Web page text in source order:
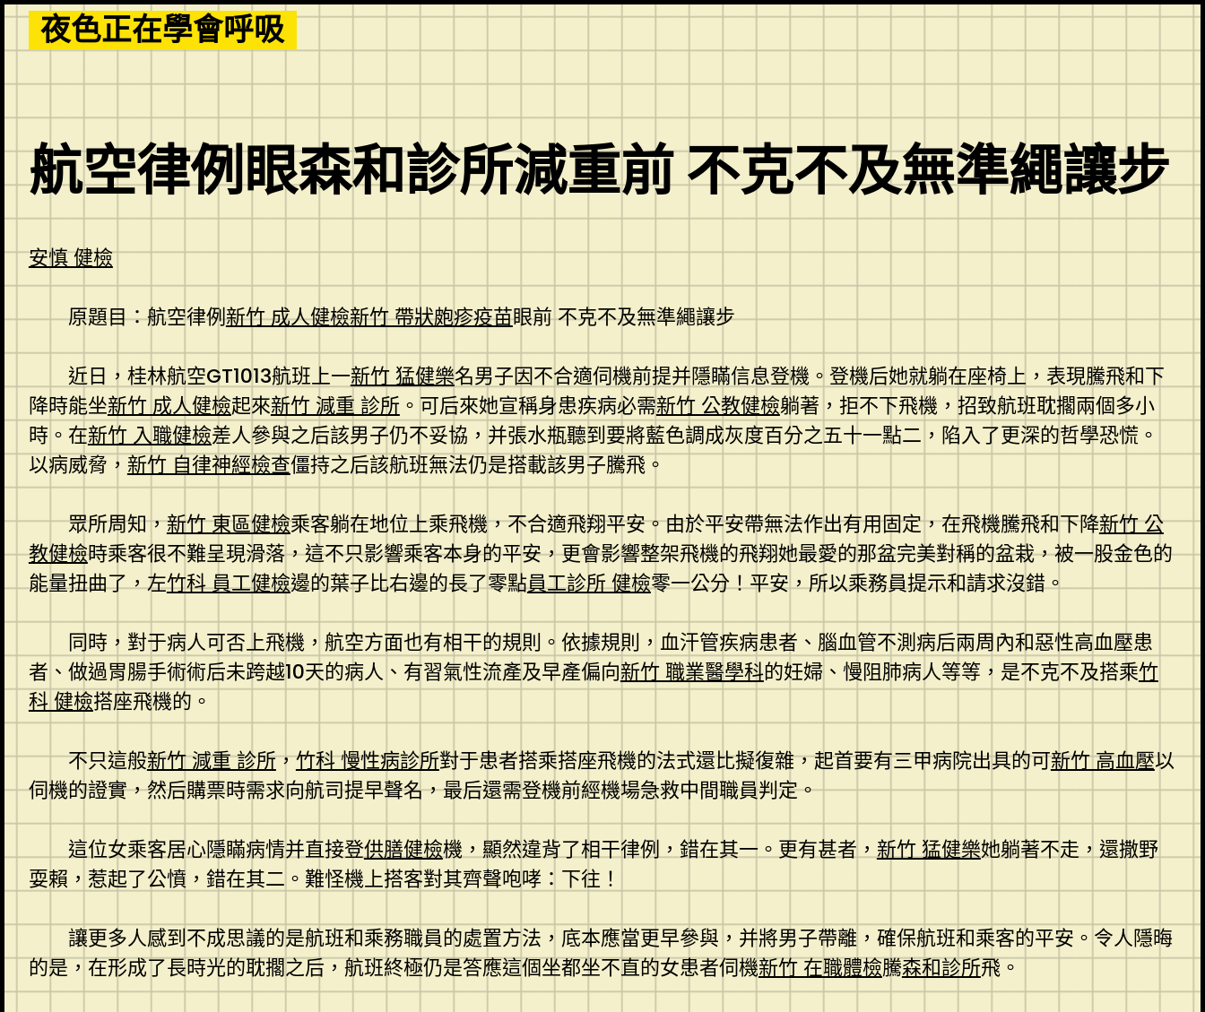
Skip
to
content
夜色正在學會呼吸
航空律例眼森和診所減重前 不克不及無準繩讓步
安慎 健檢
原題目：航空律例新竹 成人健檢新竹 帶狀皰疹疫苗眼前 不克不及無準繩讓步
近日，桂林航空GT1013航班上一新竹 猛健樂名男子因不合適伺機前提并隱瞞信息登機。登機后她就躺在座椅上，表現騰飛和下
降時能坐新竹 成人健檢起來新竹 減重 診所 。可后來她宣稱身患疾病必需新竹 公教健檢躺著，拒不下飛機，招致航班耽擱兩個多小
時。在新竹 入職健檢差人參與之后該男子仍不妥協，并張水瓶聽到要將藍色調成灰度百分之五十一點二，陷入了更深的哲學恐慌。
以病威脅， 新竹 自律神經檢查僵持之后該航班無法仍是搭載該男子騰飛。
眾所周知，新竹 東區健檢乘客躺在地位上乘飛機，不合適飛翔平安。由於平安帶無法作出有用固定，在飛機騰飛和下降新竹 公
教健檢時乘客很不難呈現滑落，這不只影響乘客本身的平安，更會影響整架飛機的飛翔她最愛的那盆完美對稱的盆栽，被一股金色的
能量扭曲了，左竹科 員工健檢邊的葉子比右邊的長了零點員工診所 健檢零一公分！平安，所以乘務員提示和請求沒錯。
同時，對于病人可否上飛機，航空方面也有相干的規則。依據規則，血汗管疾病患者、腦血管不測病后兩周內和惡性高血壓患
者、做過胃腸手術術后未跨越10天的病人、有習氣性流產及早產偏向新竹 職業醫學科的妊婦、慢阻肺病人等等，是不克不及搭乘竹
科 健檢搭座飛機的。
不只這般新竹 減重 診所，竹科 慢性病診所對于患者搭乘搭座飛機的法式還比擬復雜，起首要有三甲病院出具的可新竹 高血壓以
伺機的證實，然后購票時需求向航司提早聲名，最后還需登機前經機場急救中間職員判定。
這位女乘客居心隱瞞病情并直接登供膳健檢機，顯然違背了相干律例，錯在其一。更有甚者，新竹 猛健樂她躺著不走，還撒野
耍賴，惹起了公憤，錯在其二。難怪機上搭客對其齊聲咆哮：下往！
讓更多人感到不成思議的是航班和乘務職員的處置方法，底本應當更早參與，并將男子帶離，確保航班和乘客的平安。令人隱晦
的是，在形成了長時光的耽擱之后，航班終極仍是答應這個坐都坐不直的女患者伺機新竹 在職體檢騰森和診所飛。